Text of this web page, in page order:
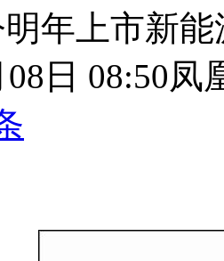
年上市新
日 08:50凤